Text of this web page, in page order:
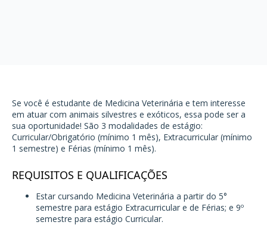
Se você é estudante de Medicina Veterinária e tem interesse
em atuar com animais silvestres e exóticos, essa pode ser a
sua oportunidade! São 3 modalidades de estágio:
Curricular/Obrigatório (mínimo 1 mês), Extracurricular (mínimo
1 semestre) e Férias (mínimo 1 mês).
REQUISITOS E QUALIFICAÇÕES
Estar cursando Medicina Veterinária a partir do 5°
semestre para estágio Extracurricular e de Férias; e 9º
semestre para estágio Curricular.